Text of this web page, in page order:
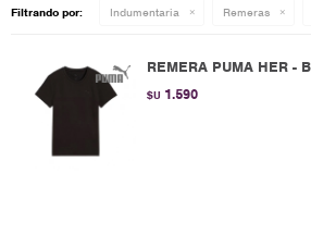
Filtrando por: Indumentaria Remeras
REMERA PUMA HER -
$U 1.590